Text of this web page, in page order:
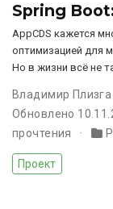
Spring
AppCDS кажется
оптимизацией для
Но в жизни всё не
Владимир Плизга
Обновлено
прочтения
Проект